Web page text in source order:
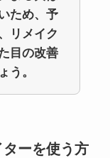
ため、予
リメイク
目の改善
う。
ーを使う方